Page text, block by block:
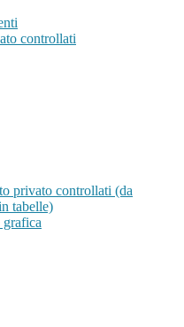
controllati
privato controllati (da
tabelle)
grafica